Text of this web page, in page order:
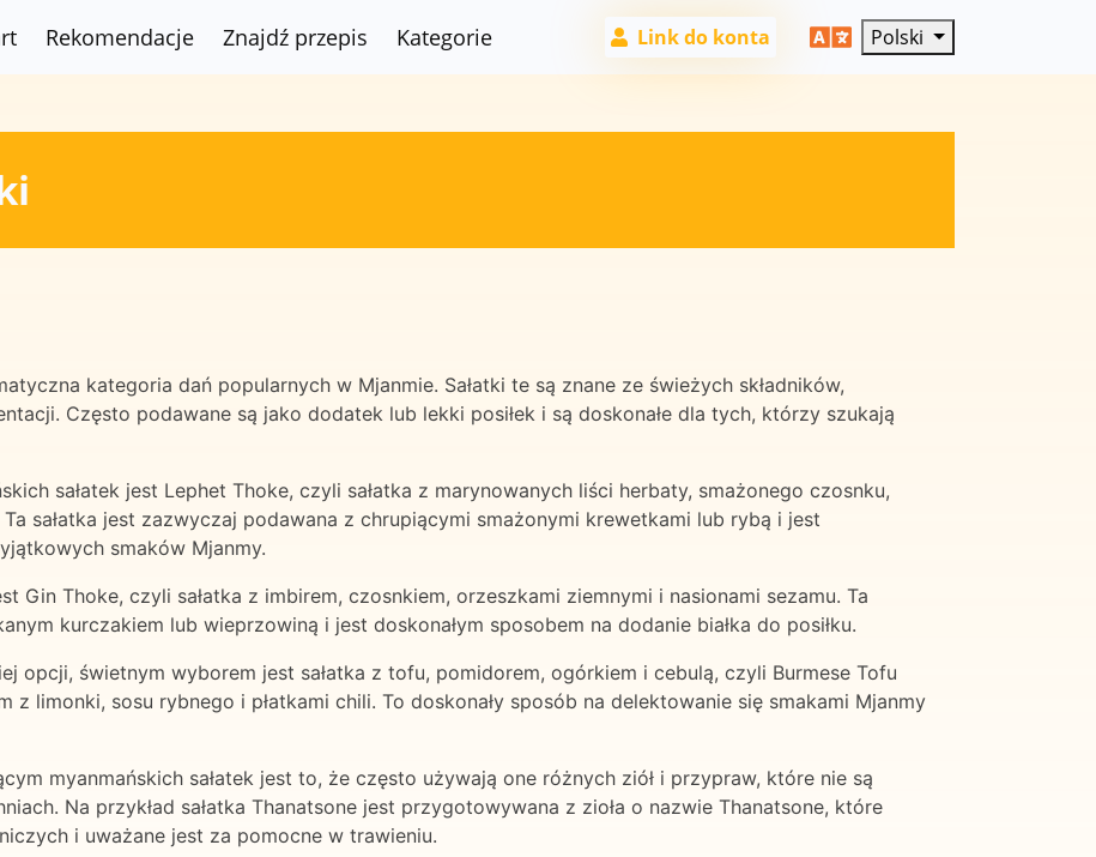
Rekomendacje Znajdź przepis Kategorie Link do konta Polski
kategoria dań popularnych w Mjanmie. Sałatki te są znane ze świeżych składników,
Często podawane są jako dodatek lub lekki posiłek i są doskonałe dla tych, którzy szukają
sałatek jest Lephet Thoke, czyli sałatka z marynowanych liści herbaty, smażonego czosnku,
sałatka jest zazwyczaj podawana z chrupiącymi smażonymi krewetkami lub rybą i jest
smaków Mjanmy.
Gin Thoke, czyli sałatka z imbirem, czosnkiem, orzeszkami ziemnymi i nasionami sezamu. Ta
kurczakiem lub wieprzowiną i jest doskonałym sposobem na dodanie białka do posiłku.
opcji, świetnym wyborem jest sałatka z tofu, pomidorem, ogórkiem i cebulą, czyli Burmese Tofu
z limonki, sosu rybnego i płatkami chili. To doskonały sposób na delektowanie się smakami Mjanmy
myanmańskich sałatek jest to, że często używają one różnych ziół i przypraw, które nie są
Na przykład sałatka Thanatsone jest przygotowywana z zioła o nazwie Thanatsone, które
i uważane jest za pomocne w trawieniu.